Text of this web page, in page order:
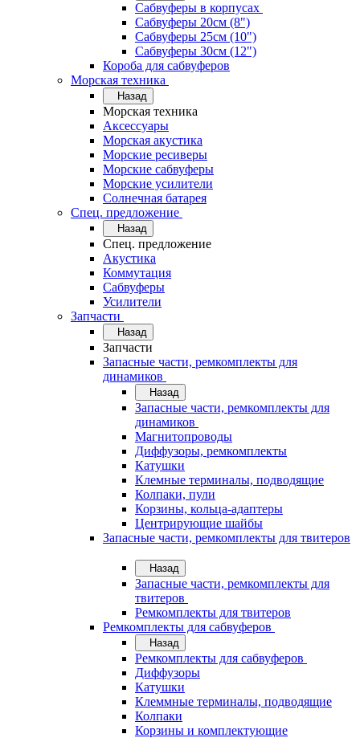
Сабвуферы в корпусах
Сабвуферы 20см (8")
Сабвуферы 25см (10")
Сабвуферы 30см (12")
Короба для сабвуферов
Морская техника
Назад
Морская техника
Аксессуары
Морская акустика
Морские ресиверы
Морские сабвуферы
Морские усилители
Солнечная батарея
Спец. предложение
Назад
Спец. предложение
Акустика
Коммутация
Сабвуферы
Усилители
Запчасти
Назад
Запчасти
Запасные части, ремкомплекты для
динамиков
Назад
Запасные части, ремкомплекты для
динамиков
Магнитопроводы
Диффузоры, ремкомплекты
Катушки
Клемные терминалы, подводящие
Колпаки, пули
Корзины, кольца-адаптеры
Центрирующие шайбы
Запасные части, ремкомплекты для твитеров
Назад
Запасные части, ремкомплекты для
твитеров
Ремкомплекты для твитеров
Ремкомплекты для сабвуферов
Назад
Ремкомплекты для сабвуферов
Диффузоры
Катушки
Клеммные терминалы, подводящие
Колпаки
Корзины и комплектующие